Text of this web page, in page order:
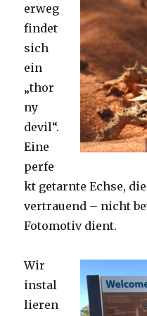
erweg
findet
sich
ein
„thor
ny
devil“.
Eine
perfe
kt getarnte Echse,
vertrauend – nicht
Fotomotiv dient.
Wir
instal
lieren